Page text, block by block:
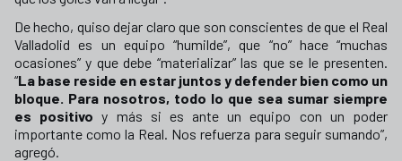
De hecho, quiso dejar claro que son conscientes de que el Real
Valladolid es un equipo “humilde”, que “no” hace “muchas
ocasiones” y que debe “materializar” las que se le presenten.
“La base reside en estar juntos y defender bien como un
bloque. Para nosotros, todo lo que sea sumar siempre
es positivo y más si es ante un equipo con un poder
importante como la Real. Nos refuerza para seguir sumando”,
agregó.